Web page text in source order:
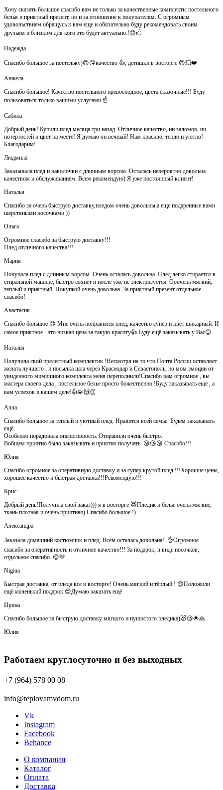
Хочу сказать большое спасибо вам не только за качественные комплекты постельного
белья и приятный презент, но и за отношение к покупателям. С огромным
удовольствием обращусь к вам еще и обязательно буду рекомендовать своим
друзьям и близким для кого это будет актуально.!😊🖒
Надежда
Спасибо большое за постельку)😍😘качество 👍, детишки в восторге 😍💥❤️
Анжела
Спасибо большое! Качество постельного превосходное, цвета сказочные!!! Буду
пользоваться только вашими услугами ☝️
Сабина
Добрый день! Купили плед месяца три назад. Отличное качество, ни заломов, ни
потертостей и цвет на месте! Я думаю он вечный! Нам красиво, тепло и уютно!
Благодарим!
Людмила
Заказывала плед и наволочки с длинным ворсом. Осталась невероятно довольна
качеством и обслуживанием. Всем рекомендую) Я уже постоянный клиент!
Наталья
Спасибо за очень быструю доставку,пледом очень довольны,а еще подаренные вами
шерстяными носочками ))
Ольга
Огромное спасибо за быструю доставку!!!
Плед отличного качества!!!
Мария
Покупала плед с длинным ворсом. Очень осталась довольна. Плед легко стирается в
стиральной машине, быстро сохнет и после уже не электризуется. Ооочень мягкий,
теплый и приятный. Покупкой очень довольна. За приятный презент отдельное
спасибо!
Анастасия
Спасибо большое 😊 Мне очень понравился плед, качество супер и цвет шикарный. И
самое приятное - это низкая цена за такую красоту👍 Буду ещё заказывать у Вас😊
Наталья
Получила свой прелестный комплектик !Несмотря на то что Почта России оставляет
желать лучшего , и посылка шла через Краснодар и Севастополь, но мом эмоции от
увиденного мимишного комплекта меня переполнили!Спасибо вам огромное , вы
мастера своего дела , постельное белье просто божественно !Буду заказывать еще , а
вам успехов в вашем деле!👍💫🙌👏
Алла
Спасибо большое за теплый и уютный плед. Нравится всей семье. Будем заказывать
ещё.
Особенно порадовала оперативность. Отправили очень быстро.
Вобщем приятно было заказывать и приятно получать. 😘😘😘 Спасибо!!!
Юлия
Спасибо огромное за оперативную доставку и за супер крутой плед !!!Хорошие цены,
хорошее качество и быстрая доставка!!!Рекомендую!!!
Крис
Добрый день!Получила свой заказ))) я в восторге 😻Пледик и белье очень мягкие,
ткань плотная и очень приятная) Спасибо большое !)
Александра
Заказала домашний костюмчик и плед. Всем осталась довольна!..👌Огромное
спасибо за оперативность и отличное качество!!! За подарок, в виде носочков,
отдельное спасибо..😊💛
Nigina
Быстрая доставка, от пледа все в восторге! Очень мягкий и тёплый ! 😍Положили
ещё маленький подарок 😊Думаю заказать ещё
Ирина
Спасибо большое за быструю доставку мягкого и пушистого пледика)😻😘🌟🙏
Юлия
Работаем круглосуточно и без выходных
+7 (964) 578 00 08
info@teplovamvdom.ru
Vk
Instagram
Facebook
Behance
О компании
Каталог
Оплата
Доставка